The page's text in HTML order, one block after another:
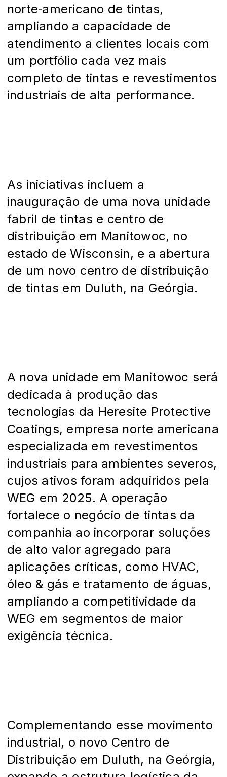
norte‑americano de tintas,
ampliando a capacidade de
atendimento a clientes locais com
um portfólio cada vez mais
completo de tintas e revestimentos
industriais de alta performance.
As iniciativas incluem a
inauguração de uma nova unidade
fabril de tintas e centro de
distribuição em Manitowoc, no
estado de Wisconsin, e a abertura
de um novo centro de distribuição
de tintas em Duluth, na Geórgia.
A nova unidade em Manitowoc será
dedicada à produção das
tecnologias da Heresite Protective
Coatings, empresa norte americana
especializada em revestimentos
industriais para ambientes severos,
cujos ativos foram adquiridos pela
WEG em 2025. A operação
fortalece o negócio de tintas da
companhia ao incorporar soluções
de alto valor agregado para
aplicações críticas, como HVAC,
óleo & gás e tratamento de águas,
ampliando a competitividade da
WEG em segmentos de maior
exigência técnica.
Complementando esse movimento
industrial, o novo Centro de
Distribuição em Duluth, na Geórgia,